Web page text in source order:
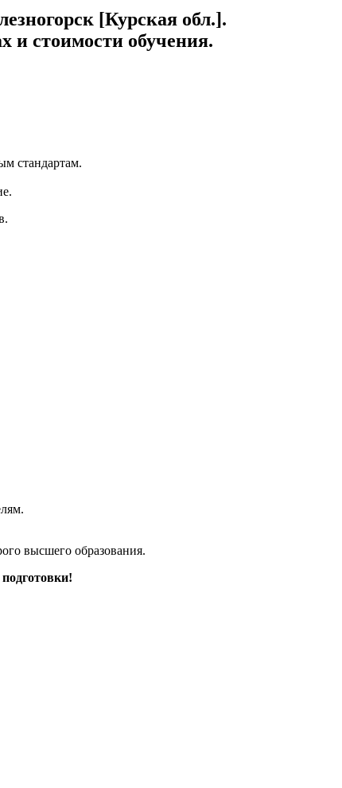
[Курская обл.].
и стоимости обучения.
стандартам.
высшего образования.